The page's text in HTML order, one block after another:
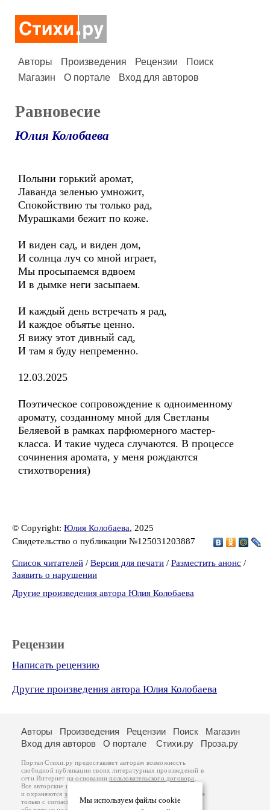
Авторы Произведения Рецензии
Поиск
Магазин
О портале Вход для авторов
Равновесие
Юлия Колобаева
Полыни горький аромат,
Лаванда зеленью умножит,
Спокойствию ты только рад,
Мурашками бежит по коже.
И виден сад, и виден дом,
И солнца луч со мной играет,
Мы просыпаемся вдвоем
И в дымке неги засыпаем.
И каждый день встречать я рад,
И каждое объятье ценно.
Я вижу этот дивный сад,
И там я буду непременно.
12.03.2025
Поэтическое сопровождение к одноименному
аромату, созданному мной для Светланы
Беляевой в рамках парфюмерного мастер-
класса. И такие чудеса случаются. В процессе
сочинения аромата, у меня рождаются
стихотворения)
© Copyright: Юлия Колобаева, 2025
Свидетельство о публикации №125031203887
Список читателей / Версия для печати / Разместить анонс /
Заявить о нарушении
Другие произведения автора Юлия Колобаева
Рецензии
Написать рецензию
Другие произведения автора Юлия Колобаева
Мы используем файлы cookie
Авторы Произведения Рецензии Поиск
Магазин
Вход для авторов
О портале Стихи.ру Проза.ру
Портал Стихи.ру предоставляет авторам возможность
свободной публикации своих литературных произведений в
сети Интернет на основаниипользовательского договора
Все авторские права на произведения принадлежат авторам
и охраняются законом
. Перепечатка произведений возможна
только с согласия его автора, к которому вы можете